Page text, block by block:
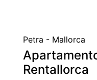
Petra - Mallorca
Rentallorca